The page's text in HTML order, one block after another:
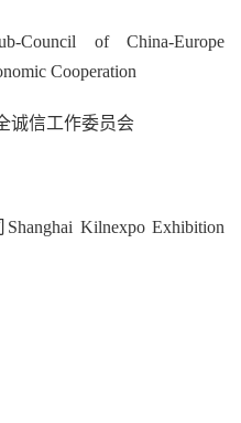
Council of China-Europe
Cooperation
诚信工作委员会
Kilnexpo Exhibition